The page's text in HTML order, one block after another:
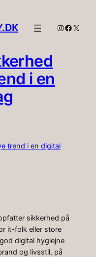
Instagram
X
i en
sikkerhed på
it-folk eller store
digital hygiejne
og livsstil, på